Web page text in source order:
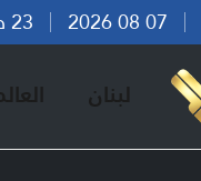
لبنان